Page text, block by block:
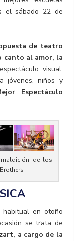
el sábado 22 de
de teatro
canto al amor, la
visual,
jóvenes, niños y
Espectáculo
de los
habitual en otoño
se trata de
a cargo de la